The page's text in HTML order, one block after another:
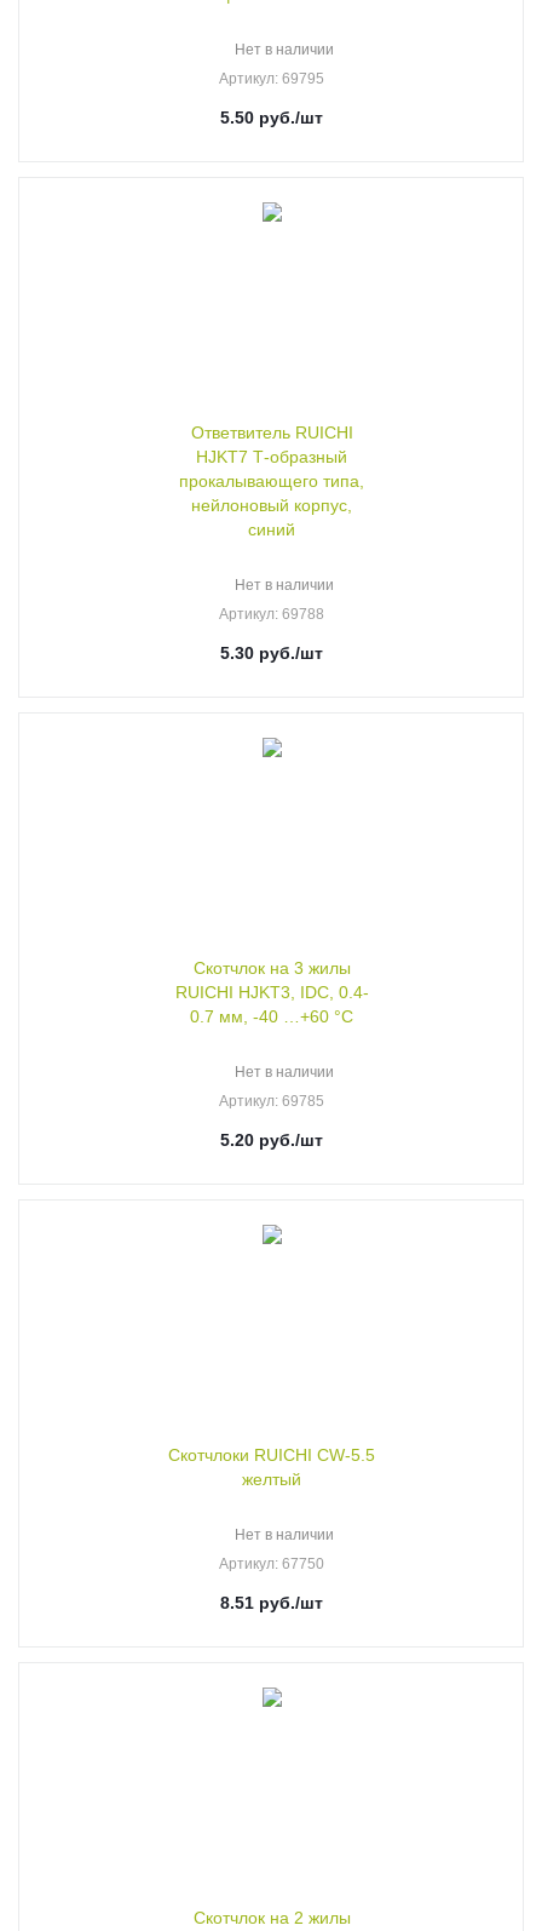
Нет в наличии
Артикул: 69795
5.50 руб./шт
Ответвитель RUICHI
HJKT7 Т-образный
прокалывающего типа,
нейлоновый корпус,
синий
Нет в наличии
Артикул: 69788
5.30 руб./шт
Скотчлок на 3 жилы
RUICHI HJKT3, IDC, 0.4-
0.7 мм, -40 …+60 °С
Нет в наличии
Артикул: 69785
5.20 руб./шт
Скотчлоки RUICHI CW-5.5
желтый
Нет в наличии
Артикул: 67750
8.51 руб./шт
Скотчлок на 2 жилы